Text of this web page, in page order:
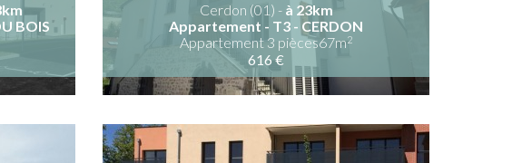
BOIS
Cerdon (01) - à 23km
Appartement - T3 - CERDON
Appartement 3 pièces67m2
616 €